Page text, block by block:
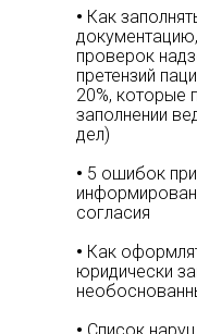
• Как
проверок
претензий
20%, которые
заполнении
дел)
• 5 ошибок
согласия
• Как
юридически
• Список